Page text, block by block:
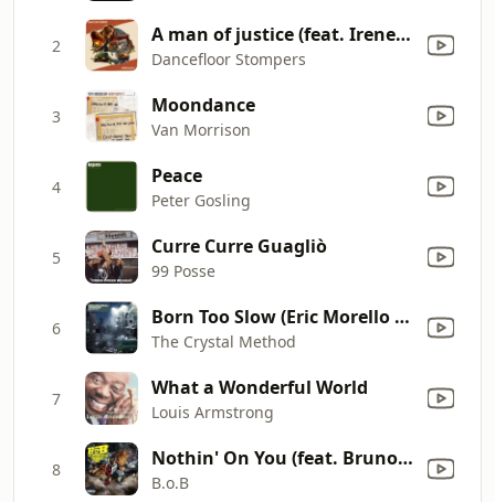
2 A man of justice (feat. Irene Nonis)
Dancefloor Stompers
3 Moondance
Van Morrison
4 Peace
Peter Gosling
5 Curre Curre Guagliò
99 Posse
6 Born Too Slow (Eric Morello Mix)
The Crystal Method
7 What a Wonderful World
Louis Armstrong
8 Nothin' On You (feat. Bruno Mars)
B.o.B